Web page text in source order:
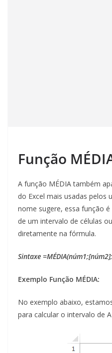
Função
A função MÉDIA também
do Excel mais usadas pelos
nome sugere, essa função
de um intervalo de células
diretamente na fórmula.
Sintaxe
Exemplo Função MÉDIA:
No exemplo abaixo,
para calcular o intervalo de